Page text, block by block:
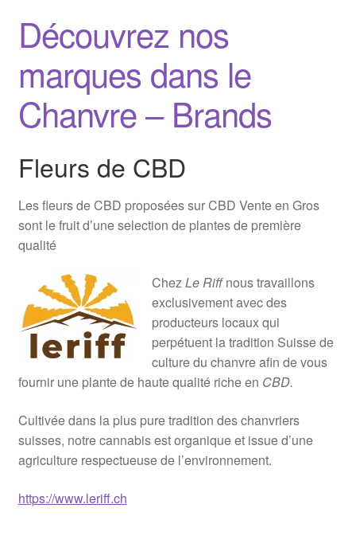
Découvrez nos
marques dans le
Chanvre – Brands
Fleurs de CBD
Les fleurs de CBD proposées sur CBD Vente en Gros
sont le fruit d’une selection de plantes de première
qualité
ChezLe Riffnous travaillons
exclusivement avec des
producteurs locaux qui
perpétuent la tradition Suisse de
culture du chanvre afin de vous
fournir une plante de haute qualité riche en CBD.
Cultivée dans la plus pure tradition des chanvriers
suisses, notre cannabis est organique et issue d’une
agriculture respectueuse de l’environnement.
https://www.leriff.ch